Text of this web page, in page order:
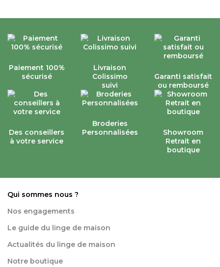
Paiement 100%
sécurisé
Livraison
Colissimo
suivi
Garanti satisfait
ou remboursé
Des conseillers
à votre service
Broderies
Personnalisées
Showroom
Retrait en
boutique
Qui sommes nous ?
Nos engagements
Le guide du linge de maison
Actualités du linge de maison
Notre boutique